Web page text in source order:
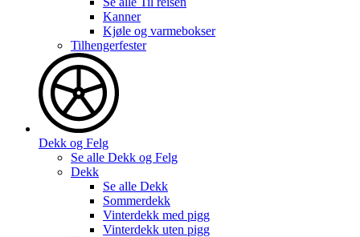
Kanner
Kjøle og varmebokser
Tilhengerfester
Dekk og Felg
Se alle Dekk og Felg
Dekk
Se alle Dekk
Sommerdekk
Vinterdekk med pigg
Vinterdekk uten pigg